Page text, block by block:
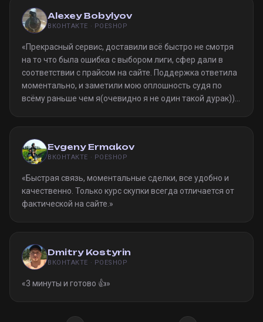
Alexey Bobylyov
ВКОНТАКТЕ · POESHOP
«Прекрасный сервис, доставили всё быстро не смотря
на то что была ошибка с выбором лиги, сфер дали в
соответствии с прайсом на сайте. Поддержка ответила
моментально, и заметили мою оплошность судя по
всёму раньше чем я(очевидно я не один такой дурак)).
Evgeny Ermakov
ВКОНТАКТЕ · POESHOP
«Быстрая связь, моментальные сделки, все удобно и
качественно. Только курс скупки всегда отличается от
фактической на сайте. »
Dmitry Kostyrin
ВКОНТАКТЕ · POESHOP
«3 минуты и готово 👍»